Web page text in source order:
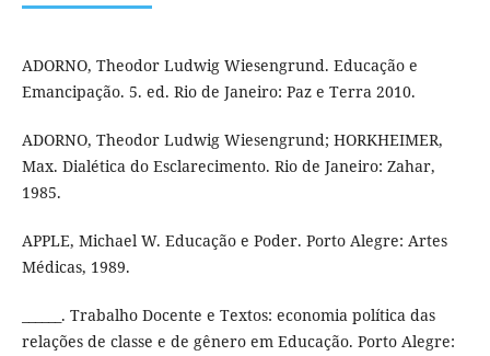
ADORNO, Theodor Ludwig Wiesengrund. Educação e
Emancipação. 5. ed. Rio de Janeiro: Paz e Terra 2010.
ADORNO, Theodor Ludwig Wiesengrund; HORKHEIMER,
Max. Dialética do Esclarecimento. Rio de Janeiro: Zahar,
1985.
APPLE, Michael W. Educação e Poder. Porto Alegre: Artes
Médicas, 1989.
______. Trabalho Docente e Textos: economia política das
relações de classe e de gênero em Educação. Porto Alegre: